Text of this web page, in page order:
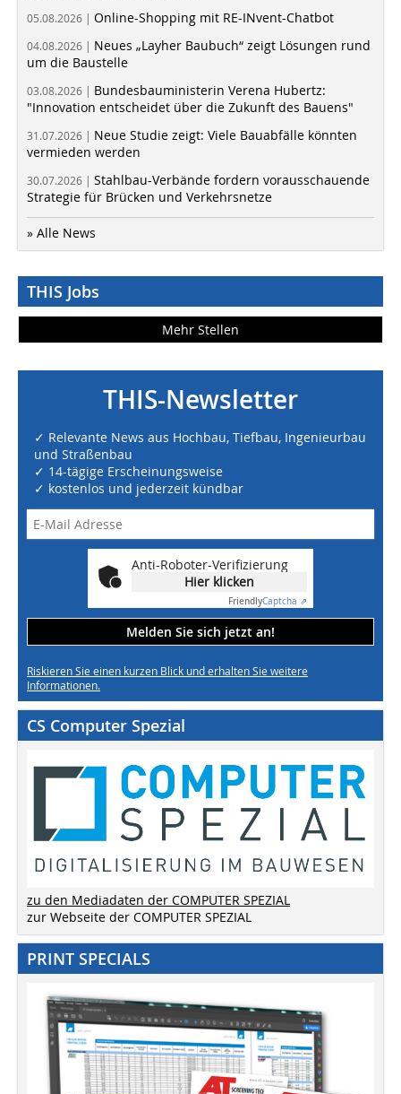
05.08.2026 | Online-Shopping mit RE-INvent-Chatbot
04.08.2026 | Neues „Layher Baubuch“ zeigt Lösungen rund
um die Baustelle
03.08.2026 | Bundesbauministerin Verena Hubertz:
"Innovation entscheidet über die Zukunft des Bauens"
31.07.2026 | Neue Studie zeigt: Viele Bauabfälle könnten
vermieden werden
30.07.2026 | Stahlbau-Verbände fordern vorausschauende
Strategie für Brücken und Verkehrsnetze
» Alle News
THIS Jobs
Mehr Stellen
THIS-Newsletter
✓ Relevante News aus Hochbau, Tiefbau, Ingenieurbau
und Straßenbau
✓ 14-tägige Erscheinungsweise
✓ kostenlos und jederzeit kündbar
Anti-Roboter-Verifizierung
Hier klicken
FriendlyCaptcha ⇗
Melden Sie sich jetzt an!
Riskieren Sie einen kurzen Blick und erhalten Sie weitere
Informationen.
CS Computer Spezial
zu den Mediadaten der COMPUTER SPEZIAL
zur Webseite der COMPUTER SPEZIAL
PRINT SPECIALS